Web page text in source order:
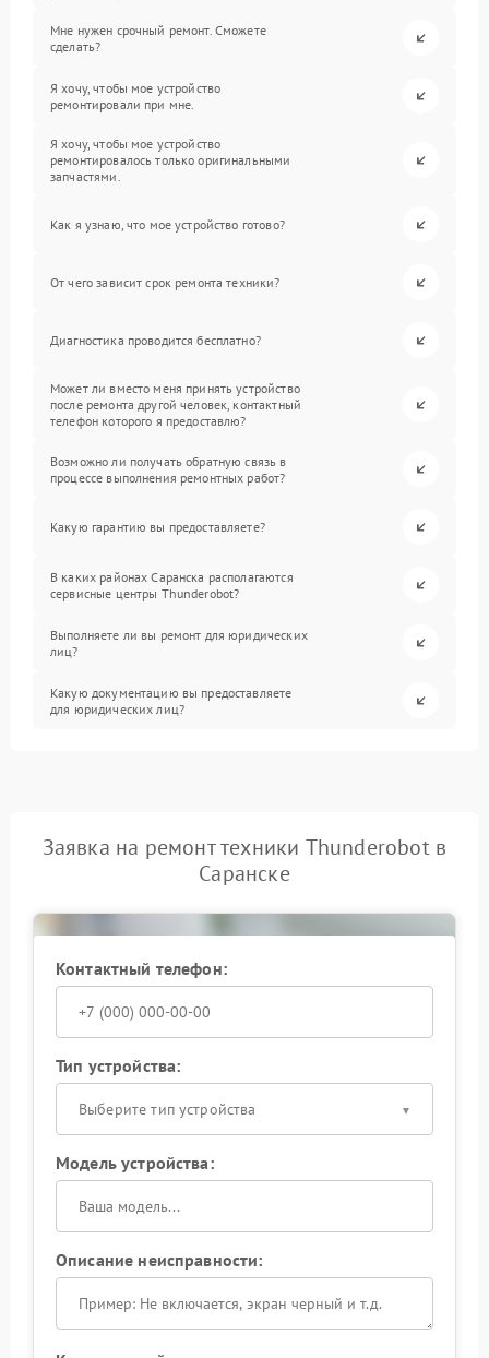
Мне нужен срочный ремонт. Сможете
сделать?
Я хочу, чтобы мое устройство
ремонтировали при мне.
Я хочу, чтобы мое устройство
ремонтировалось только оригинальными
запчастями.
Как я узнаю, что мое устройство готово?
От чего зависит срок ремонта техники?
Диагностика проводится бесплатно?
Может ли вместо меня принять устройство
после ремонта другой человек, контактный
телефон которого я предоставлю?
Возможно ли получать обратную связь в
процессе выполнения ремонтных работ?
Какую гарантию вы предоставляете?
В каких районах Саранска располагаются
сервисные центры Thunderobot?
Выполняете ли вы ремонт для юридических
лиц?
Какую документацию вы предоставляете
для юридических лиц?
Заявка на ремонт техники Thunderobot в
Саранске
Контактный телефон:
Тип устройства:
Выберите тип устройства
Модель устройства:
Описание неисправности: